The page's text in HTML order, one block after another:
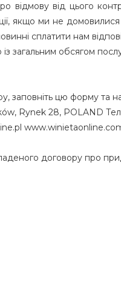
відмову від цього
якщо ми не
сплатити нам
загальним обсягом
заповніть цю форму та
Rynek 28, POLAND
договору про